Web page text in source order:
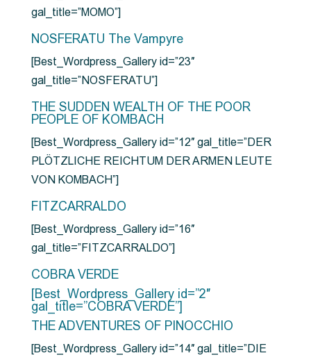
gal_title=”MOMO”]
NOSFERATU The Vampyre
[Best_Wordpress_Gallery id=”23″
gal_title=”NOSFERATU”]
THE SUDDEN WEALTH OF THE POOR
PEOPLE OF KOMBACH
[Best_Wordpress_Gallery id=”12″ gal_title=”DER
PLÖTZLICHE REICHTUM DER ARMEN LEUTE
VON KOMBACH”]
FITZCARRALDO
[Best_Wordpress_Gallery id=”16″
gal_title=”FITZCARRALDO”]
COBRA VERDE
[Best_Wordpress_Gallery id=”2″
gal_title=”COBRA VERDE”]
THE ADVENTURES OF PINOCCHIO
[Best_Wordpress_Gallery id=”14″ gal_title=”DIE